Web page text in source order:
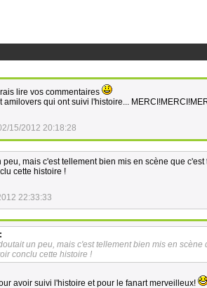
lire vos commentaires
amilovers qui ont suivi l'histoire...
15/2012 20:18:28
peu, mais c'est tellement bien mis en scène que
cette histoire !
22:33:33
un peu, mais c'est tellement bien mis en scène
conclu cette histoire !
avoir suivi l'histoire et pour le fanart merveilleux!